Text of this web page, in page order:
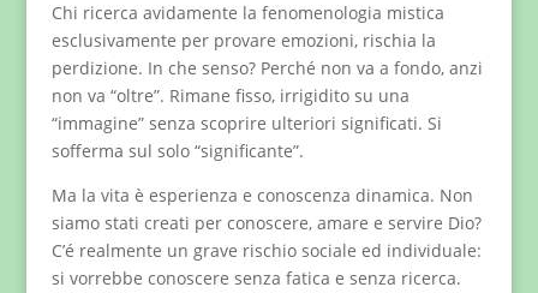
Chi ricerca avidamente la fenomenologia mistica
esclusivamente per provare emozioni, rischia la
perdizione. In che senso? Perché non va a fondo, anzi
non va “oltre”. Rimane fisso, irrigidito su una
“immagine” senza scoprire ulteriori significati. Si
sofferma sul solo “significante”.
Ma la vita è esperienza e conoscenza dinamica. Non
siamo stati creati per conoscere, amare e servire Dio?
C’é realmente un grave rischio sociale ed individuale:
si vorrebbe conoscere senza fatica e senza ricerca.